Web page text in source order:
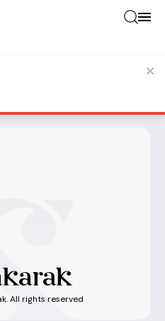
All rights reserved